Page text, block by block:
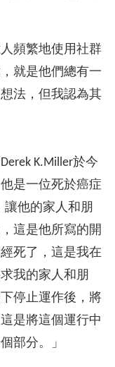
頻繁地使用社群
就是他們總有一
法，但我認為其
K.Miller於今
是一位死於癌症
他的家人和朋
這是他所寫的開
死了，這是我在
我的家人和朋
停止運作後，將
是將這個運行中
部分。」